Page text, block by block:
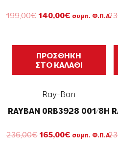
199,00€ Original
199,00€.
140,00€ Η
είναι:
140,00€.
συμπ. Φ.Π.Α.
ΠΡΟΣΘΗΚΗ
ΣΤΟ ΚΑΛΑΘΙ
Ray-Ban
RAYBAN 0RB3928 001/8H
236,00€ Original
165,00€Ησυμπ. Φ.Π.Α.